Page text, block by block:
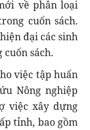
về phân loại
cuốn sách.
đại các sinh
sách.
việc tập huấn
Nông nghiệp
việc xây dựng
tỉnh, bao gồm